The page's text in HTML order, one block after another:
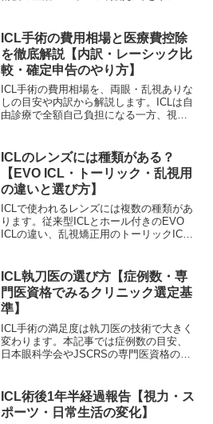
ICL手術の費用相場と医療費控除
を徹底解説【内訳・レーシック比
較・確定申告のやり方】
ICL手術の費用相場を、両眼・乱視ありな
しの目安や内訳から解説します。ICLは自
由診療で全額自己負担になる一方、視力
考え方、確定申告のやり方、レーシック
との費用の違いまで、国税庁の公的情報
をもとに社会人男性向けにまとめます。
ICLのレンズには種類がある？
【EVO ICL・トーリック・乱視用
の違いと選び方】
ICLで使われるレンズには複数の種類があ
ります。従来型ICLとホール付きのEVO
ICLの違い、乱視矯正用のトーリックICL
っておきたいレンズの基礎知識を、公的
機関の情報をもとに中立的に整理しま
す。
ICL執刀医の選び方【症例数・専
門医資格でみるクリニック選定基
準】
ICL手術の満足度は執刀医の技術で大きく
変わります。本記事では症例数の目安、
日本眼科学会やJSCRSの専門医資格の見
の執刀医選定基準を体験談を交えてわか
りやすく解説します。
ICL術後1年半経過報告【視力・ス
ポーツ・日常生活の変化】